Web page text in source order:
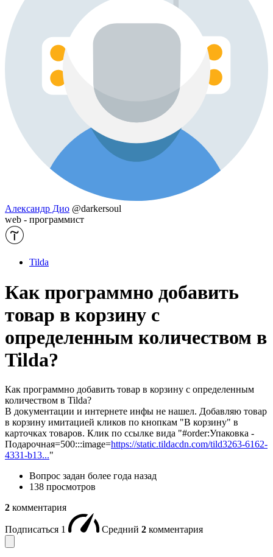
Александр Дио @darkersoul
web - программист
Tilda
Как программно добавить
товар в корзину с
определенным количеством в
Tilda?
Как программно добавить товар в корзину с определенным
количеством в Tilda?
В документации и интернете инфы не нашел. Добавляю товар
в корзину имитацией кликов по кнопкам "В корзину" в
карточках товаров. Клик по ссылке вида "#order:Упаковка -
Подарочная=500:::image=https://static.tildacdn.com/tild3263-6162-
4331-b13..."
Вопрос задан более года назад
138 просмотров
2 комментария
Подписаться 1 Средний 2 комментария